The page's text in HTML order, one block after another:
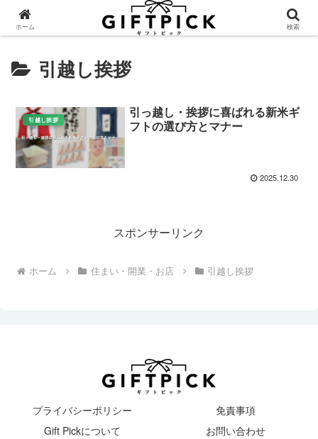
引越し挨拶
引越し挨拶
引っ越し・挨拶に喜ばれる新米ギ
フトの選び方とマナー
2025.12.30
スポンサーリンク
ホーム 住まい・開業・お店 引越し挨拶
プライバシーポリシー
免責事項
Gift Pickについて
お問い合わせ
ホーム 検索